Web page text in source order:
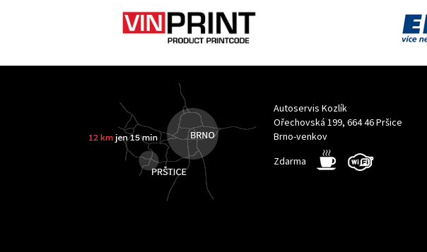
Autoservis Kozlík
Ořechovská 199, 664 46 Pršice
Brno-venkov
Zdarma